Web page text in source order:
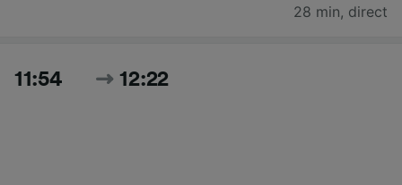
28 min, direct
11:54 12:22